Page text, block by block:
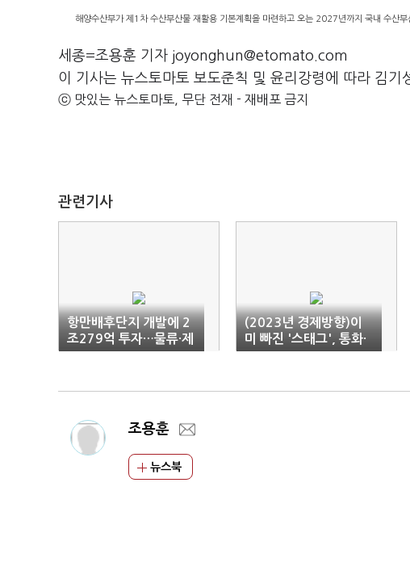
해양수산부가 제1차 수산부산물 재활용 기본계획을 마련하고 오는 2027년까지 국내 수산
세종=조용훈 기자 joyonghun@etomato.com
이 기사는 뉴스토마토 보도준칙 및 윤리강령에 따라 김기
ⓒ 맛있는 뉴스토마토, 무단 전재 - 재배포 금지
관련기사
항만배후단지 개발에 2
조279억 투자…물류·제
조업 등 모든 시설 가능
(2023년 경제방향)이
미 빠진 '스태그', 통화·
재정 보폭 맞춰야…신성
조용훈
뉴스북